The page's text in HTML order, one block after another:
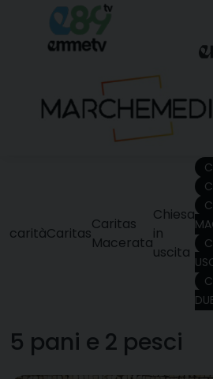
content
caritàCaritas
Caritas
Macerata
Chiesa
in
uscita
5 pani e 2 pesci